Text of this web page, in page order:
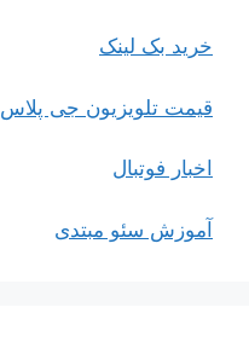
خرید بک لینک
قیمت تلویزیون جی پلاس
اخبار فوتبال
آموزش سئو مبتدی